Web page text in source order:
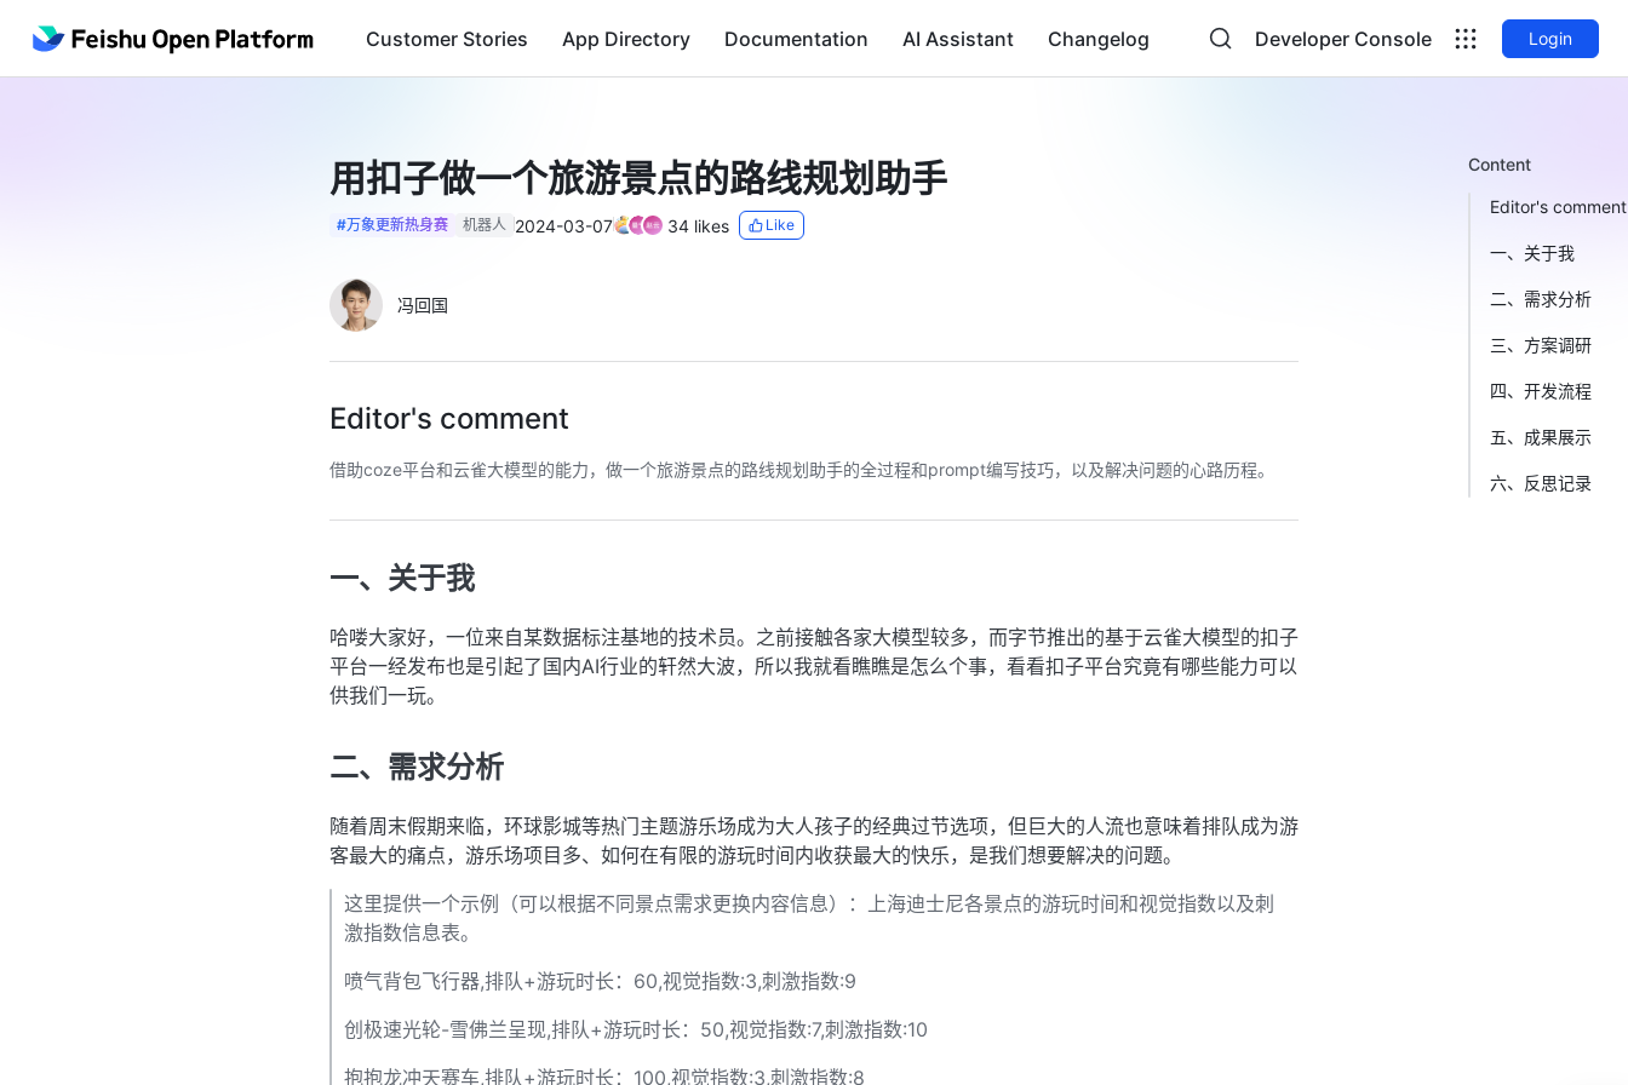
Customer Stories App Directory Documentation AI Assistant Changelog Developer Console Login
用扣子做一个旅游景点的路线规划助手
#万象更新热身赛 机器人 2024-03-07 34 likes Like
冯回国
Content
Editor's comment
一、关于我
二、需求分析
三、方案调研
四、开发流程
五、成果展示
六、反思记录
Editor's comment
借助coze平台和云雀大模型的能力，做一个旅游景点的路线规划助手的全过程和prompt编写技巧，以及解决问题的心路历程。
一、关于我
哈喽大家好，一位来自某数据标注基地的技术员。之前接触各家大模型较多，而字节推出的基于云雀大模型的扣子
平台一经发布也是引起了国内AI行业的轩然大波，所以我就看瞧瞧是怎么个事，看看扣子平台究竟有哪些能力可以
供我们一玩。
二、需求分析
随着周末假期来临，环球影城等热门主题游乐场成为大人孩子的经典过节选项，但巨大的人流也意味着排队成为游
客最大的痛点，游乐场项目多、如何在有限的游玩时间内收获最大的快乐，是我们想要解决的问题。
这里提供一个示例（可以根据不同景点需求更换内容信息）：上海迪士尼各景点的游玩时间和视觉指数以及刺
激指数信息表。
喷气背包飞行器,排队+游玩时长：60,视觉指数:3,刺激指数:9
创极速光轮-雪佛兰呈现,排队+游玩时长：50,视觉指数:7,刺激指数:10
抱抱龙冲天赛车,排队+游玩时长：100,视觉指数:3,刺激指数:8